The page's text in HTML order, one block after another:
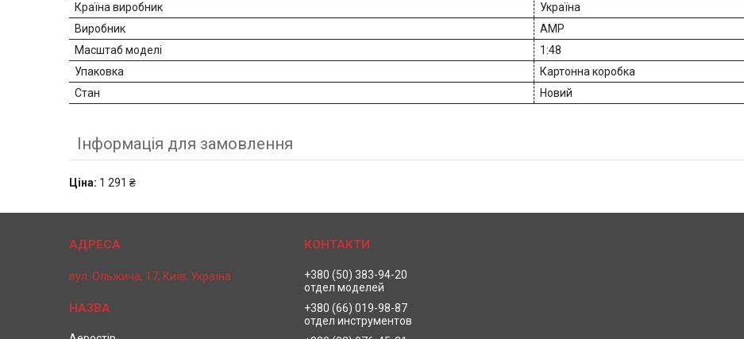
Країна виробник
Україна
Виробник
AMP
Масштаб моделі
1:48
Упаковка
Картонна коробка
Стан
Новий
Інформація для замовлення
Ціна: 1 291 ₴
вул. Ольжича, 17, Київ, Україна
+380 (50) 383-94-20
отдел моделей
+380 (66) 019-98-87
отдел инструментов